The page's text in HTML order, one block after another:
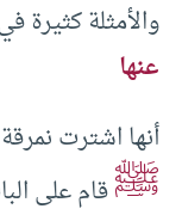
والأمثلة
عنها
أنها اشترت
ﷺقام على